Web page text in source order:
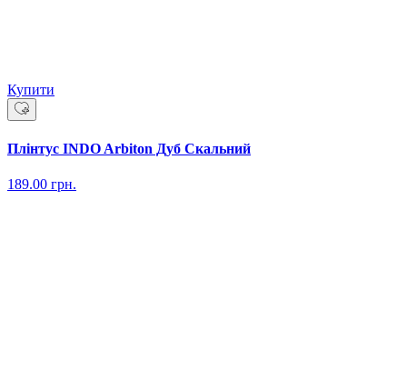
Купити
Плінтус INDO Arbiton Дуб Скальний
189.00 грн.